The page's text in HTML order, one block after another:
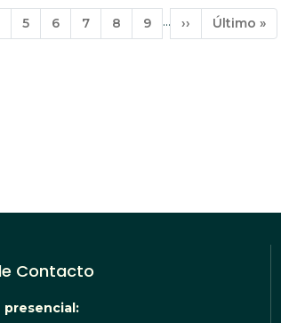
Página
5 Página
6 Página
7 Página
8 Página
9 …
Siguiente
página
››
Última
página
Último »
Contacto